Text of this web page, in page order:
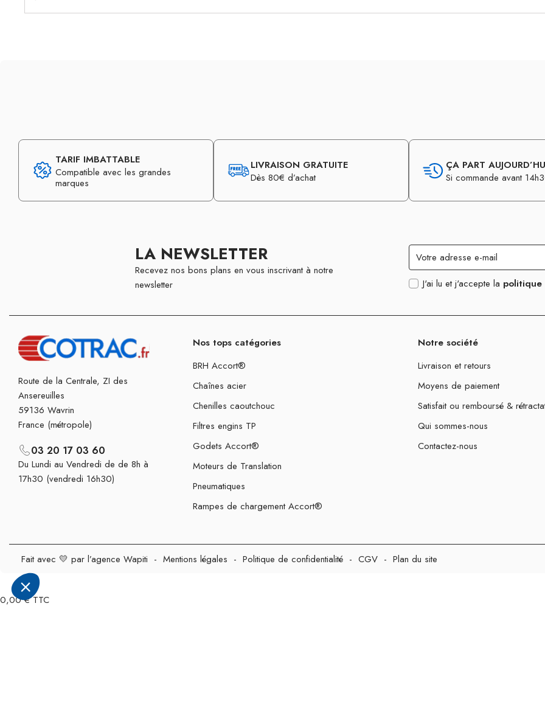
TARIF IMBATTABLE
Compatible avec les grandes
marques
LIVRAISON GRATUITE
Dès 80€ d’achat
ÇA PART
Si commande avant
LA NEWSLETTER
Recevez nos bons plans en vous inscrivant à notre
newsletter
J'ai lu et j'accepte la
Route de la Centrale, ZI des
Ansereuilles
59136 Wavrin
France (métropole)
03 20 17 03 60
Du Lundi au Vendredi de de 8h à
17h30 (vendredi 16h30)
Nos tops catégories
BRH Accort®
Chaînes acier
Chenilles caoutchouc
Filtres engins TP
Godets Accort®
Moteurs de Translation
Pneumatiques
Rampes de chargement Accort®
Notre société
Livraison et retours
Moyens de paiement
Satisfait ou remboursé &
Qui sommes-nous
Contactez-nous
Fait avec 💛 par l’agence Wapiti - Mentions légales - Politique de confidentialité - CGV - Plan du site
0,00 € TTC